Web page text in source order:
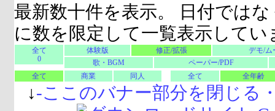
最新数十件を表示。 日付では
に数を限定して一覧表示してい
全て
0
体験版 修正/拡張
デモ/ム
歌・BGM
ペーパー/PDF
全て
商業 同人 全て 全年齢
↓-ここのバナー部分を閉じる